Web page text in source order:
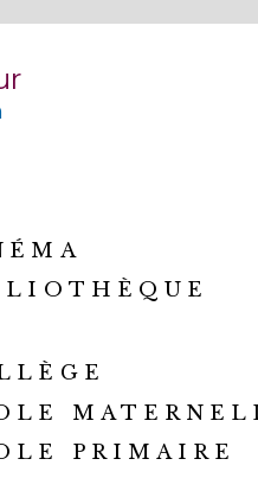
PRIMAIRE